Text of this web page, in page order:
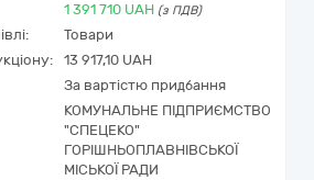
1 391 710 UAH (з ПДВ)
Товари
13 917,10 UAH
За вартістю придбання
КОМУНАЛЬНЕ ПІДПРИЄМСТВО
"СПЕЦЕКО"
ГОРІШНЬОПЛАВНІВСЬКОЇ
МІСЬКОЇ РАДИ